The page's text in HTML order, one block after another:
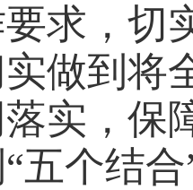
求， 切
做到将
实，保
“五个结合